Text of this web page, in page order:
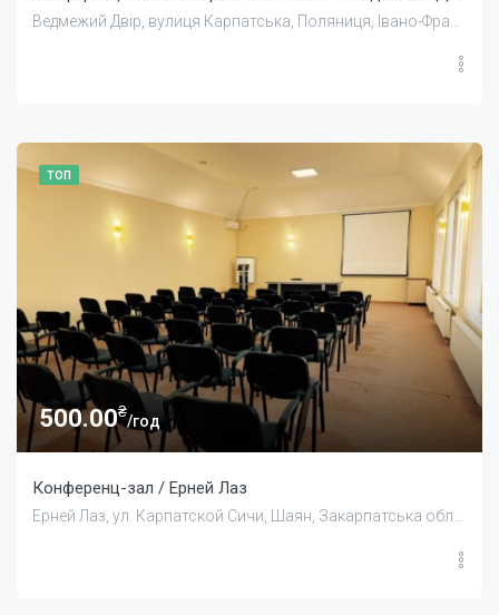
ТОП
500.00₴
/год
Конференц-зал / Ерней Лаз
Ерней Лаз, ул. Карпатской Сичи, Шаян, Закарпатська область, Україна